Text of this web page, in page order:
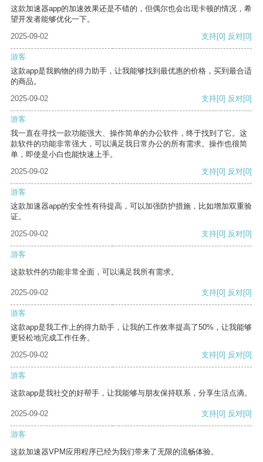
这款加速器app的加速效果还是不错的，但偶尔也会出现卡顿的情况，希
望开发者能够优化一下。
2025-09-02
支持[0] 反对[0]
游客
这款app是我购物的得力助手，让我能够找到最优惠的价格，买到最合适
的商品。
2025-09-02
支持[0] 反对[0]
游客
我一直在寻找一款功能强大、操作简单的办公软件，终于找到了它。这
款软件的功能非常强大，可以满足我日常办公的所有需求。操作也很简
单，即使是小白也能快速上手。
2025-09-02
支持[0] 反对[0]
游客
这款加速器app的安全性有待提高，可以加强防护措施，比如增加双重验
证。
2025-09-02
支持[0] 反对[0]
游客
这款软件的功能非常全面，可以满足我所有需求。
2025-09-02 支持[0] 反对[0]
游客
这款app是我工作上的得力助手，让我的工作效率提高了50%，让我能够
更轻松地完成工作任务。
2025-09-02
支持[0] 反对[0]
游客
这款app是我社交的好帮手，让我能够与朋友保持联系，分享生活点滴。
2025-09-02 支持[0] 反对[0]
游客
这款加速器VPM应用程序已经为我们带来了无限的流畅体验。